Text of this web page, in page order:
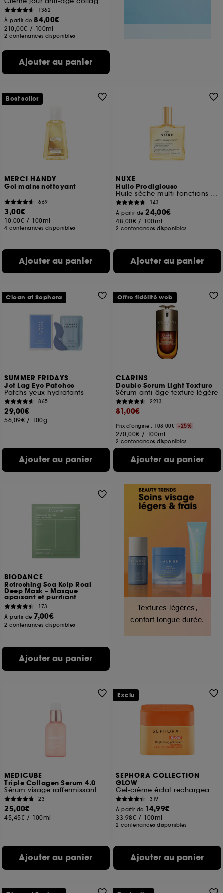
1362
À partir de84,00€
210,00€ / 100ml
2 contenances disponibles
Ajouter au panier
MERCI HANDY
Gel mains nettoyant
669
3,00€
10,00€ / 100ml
4 contenances disponibles
Ajouter au panier
Best seller
NUXE
Huile Prodigieuse
Huile sèche multi-fonctions visage, corps, cheveux
143
À partir de24,00€
48,00€ / 100ml
2 contenances disponibles
Ajouter au panier
SUMMER FRIDAYS
Jet Lag Eye Patches
Patchs yeux hydratants
865
29,00€
56,09€ / 100g
Ajouter au panier
Clean at Sephora
CLARINS
Double Serum Light Texture
Sérum anti-âge texture légère
2213
81,00€
Prix d'origine : 108,00€ -25%
270,00€ / 100ml
2 contenances disponibles
Ajouter au panier
Offre fidélité web
BIODANCE
Refreshing Sea Kelp Real
Deep Mask – Masque
apaisant et purifiant
173
À partir de 7,00€
2 contenances disponibles
Ajouter au panier
Textures légères,
confort longue durée.
MEDICUBE
Triple Collagen Serum 4.0
Sérum visage raffermissant et hydratant
23
25,00€
45,45€ / 100ml
Ajouter au panier
SEPHORA COLLECTION
GLOW
Gel-crème éclat rechargeable à la vitamine C et à l'acide polyglutamique
319
À partir de 14,99€
33,98€ / 100ml
2 contenances disponibles
Ajouter au panier
Exclu